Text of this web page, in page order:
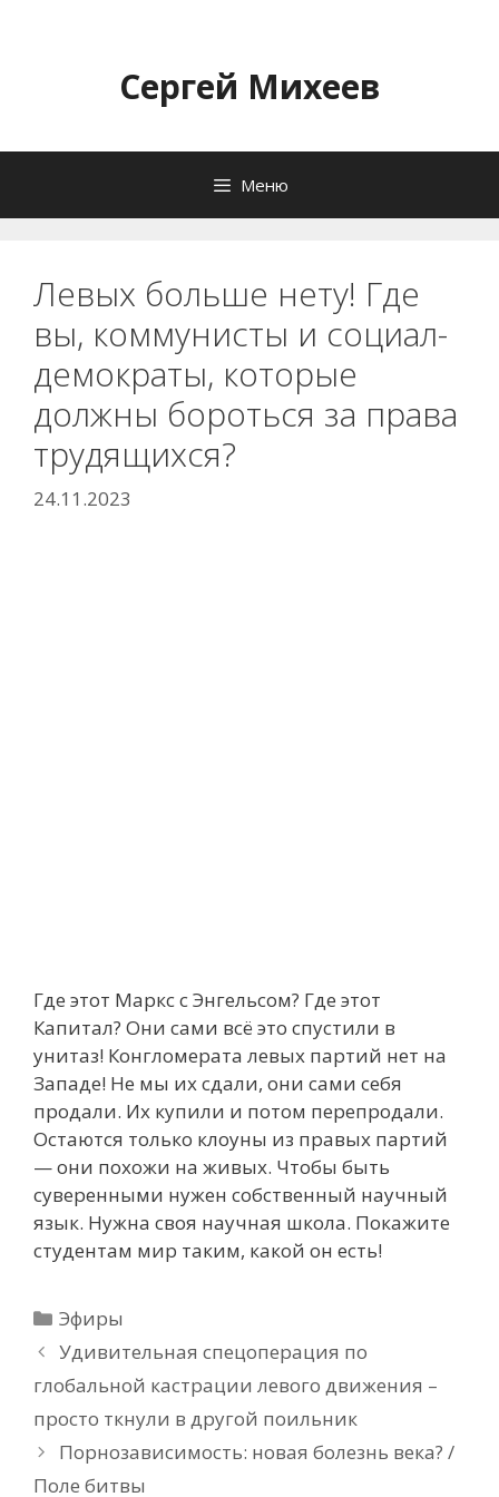
содержимомуСергей Михеев
Меню
Левых больше нету! Где
вы, коммунисты и социал-
демократы, которые
должны бороться за права
трудящихся?
24.11.2023
Где этот Маркс с Энгельсом? Где этот
Капитал? Они сами всё это спустили в
унитаз! Конгломерата левых партий нет на
Западе! Не мы их сдали, они сами себя
продали. Их купили и потом перепродали.
Остаются только клоуны из правых партий
— они похожи на живых. Чтобы быть
суверенными нужен собственный научный
язык. Нужна своя научная школа. Покажите
студентам мир таким, какой он есть!
Рубрики
Эфиры
Удивительная спецоперация по
глобальной кастрации левого движения –
просто ткнули в другой поильник
Порнозависимость: новая болезнь века? /
Поле битвы